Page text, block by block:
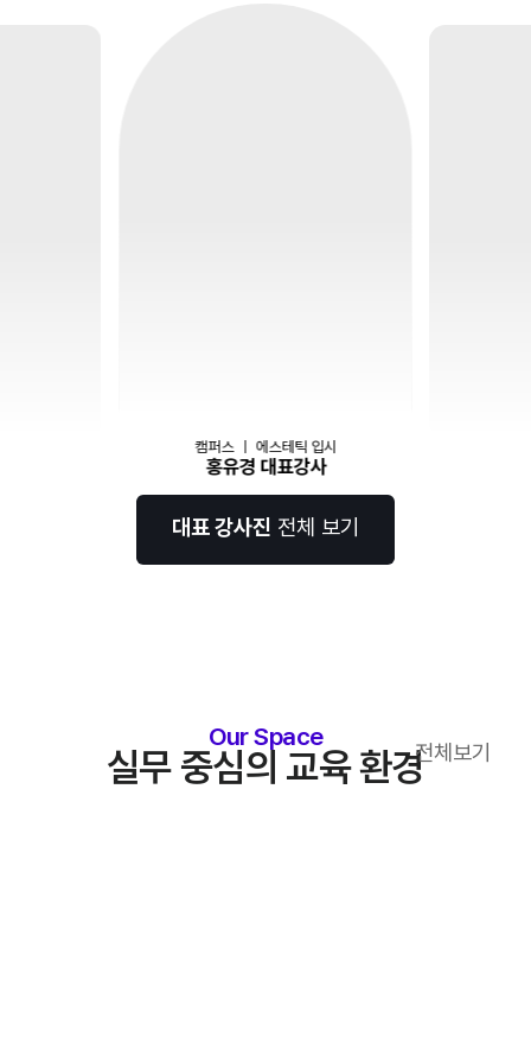
캠퍼스 ｜ 에스테틱 입시
홍유경 대표강사
대표 강사진 전체 보기
Our Space
실무 중심의 교육 환경전체보기